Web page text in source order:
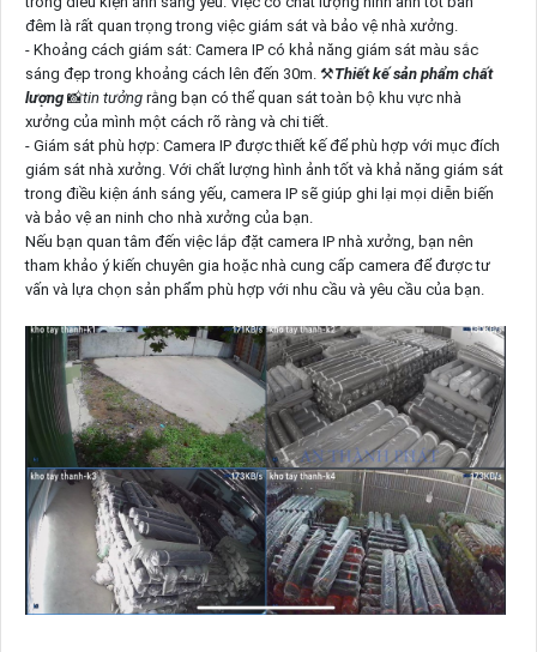
đêm là rất quan trọng trong việc giám sát và bảo vệ nhà xưởng.
- Khoảng cách giám sát: Camera IP có khả năng giám sát màu sắc
sáng đẹp trong khoảng cách lên đến 30m. ⚒Thiết kế sản phẩm chất
lượng📸tin tưởngrằng bạn có thể quan sát toàn bộ khu vực nhà
xưởng của mình một cách rõ ràng và chi tiết.
- Giám sát phù hợp: Camera IP được thiết kế để phù hợp với mục đích
giám sát nhà xưởng. Với chất lượng hình ảnh tốt và khả năng giám sát
trong điều kiện ánh sáng yếu, camera IP sẽ giúp ghi lại mọi diễn biến
và bảo vệ an ninh cho nhà xưởng của bạn.
Nếu bạn quan tâm đến việc lắp đặt camera IP nhà xưởng, bạn nên
tham khảo ý kiến chuyên gia hoặc nhà cung cấp camera để được tư
vấn và lựa chọn sản phẩm phù hợp với nhu cầu và yêu cầu của bạn.